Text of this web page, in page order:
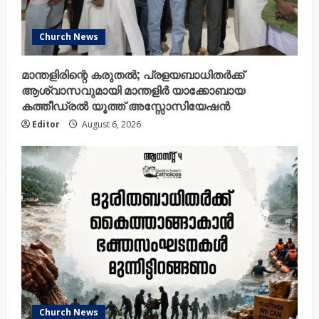
Church News
മാന്തളിരിന്റെ കരുതൽ; പ്രളയബാധിതർക്ക്
ആശ്വാസവുമായി മാന്തളിർ യാക്കോബായ
കത്തീഡ്രൽ യൂത്ത് അസ്സോസിയേഷൻ
Editor August 6, 2026
Church News